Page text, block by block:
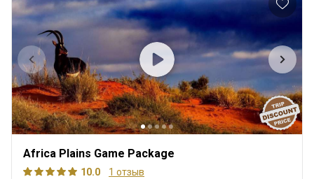
Africa Plains Game Package
10.0
1 отзыв